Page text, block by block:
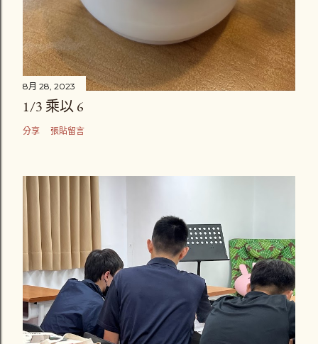
8月 28, 2023
1/3 乘以 6
分享 張貼留言